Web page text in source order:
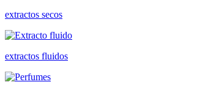
extractos secos
extractos fluidos